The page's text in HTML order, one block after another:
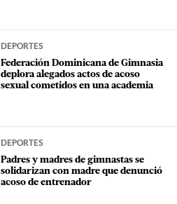
DEPORTES
Federación Dominicana de Gimnasia
deplora alegados actos de acoso
sexual cometidos en una academia
DEPORTES
Padres y madres de gimnastas se
solidarizan con madre que denunció
acoso de entrenador